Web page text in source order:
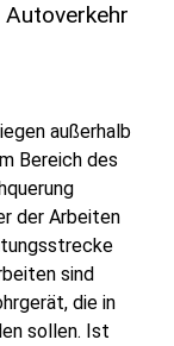
außerhalb
Bereich des
der Arbeiten
sind
die in
sollen. Ist